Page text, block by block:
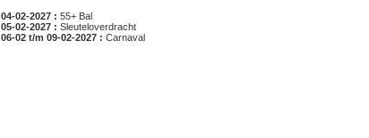
04-02-2027 : 55+ Bal
05-02-2027 : Sleuteloverdracht
06-02 t/m 09-02-2027 : Carnaval